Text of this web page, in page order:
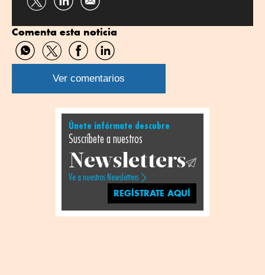
Compartir
Twitter
Compartir
Linkedin
Comenta esta noticia
Compartir
por
WhatsApp
Compartir
por
Twitter
Compartir
por
Facebook
Compartir
por
Linkedin
Ver comentarios
Únete infórmate descubre
Suscríbete a nuestros
Newsletters
Ve a nuestros Newsletters
REGÍSTRATE AQUÍ